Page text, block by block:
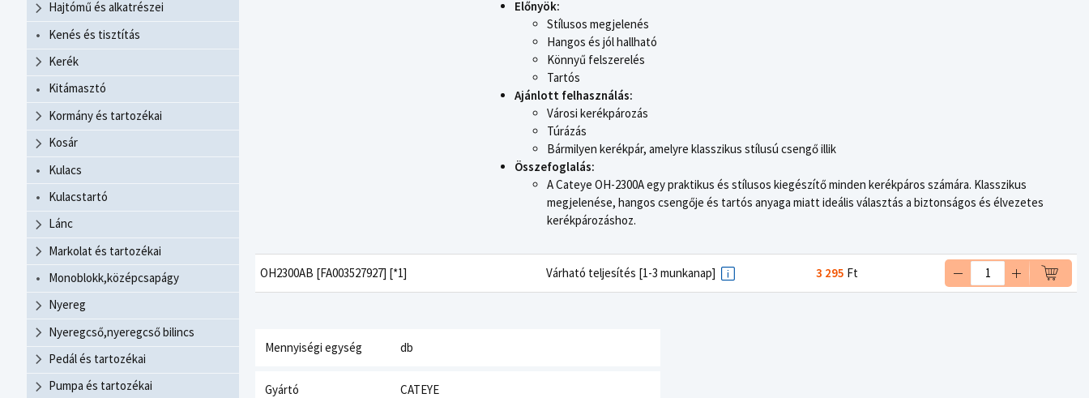
Hajtómű és alkatrészei
Kenés és tisztítás
Kerék
Kitámasztó
Kormány és tartozékai
Kosár
Kulacs
Kulacstartó
Lánc
Markolat és tartozékai
Monoblokk,középcsapágy
Nyereg
Nyeregcső,nyeregcső bilincs
Pedál és tartozékai
Pumpa és tartozékai
Előnyök:
Stílusos megjelenés
Hangos és jól hallható
Könnyű felszerelés
Tartós
Ajánlott felhasználás:
Városi kerékpározás
Túrázás
Bármilyen kerékpár, amelyre klasszikus stílusú csengő illik
Összefoglalás:
A Cateye OH-2300A egy praktikus és stílusos kiegészítő minden kerékpáros számára. Klasszikus
megjelenése, hangos csengője és tartós anyaga miatt ideális választás a biztonságos és élvezetes
kerékpározáshoz.
OH2300AB [FA003527927] [*1] Várható teljesítés [1-3 munkanap] 3 295 Ft
Mennyiségi egység db
Gyártó CATEYE